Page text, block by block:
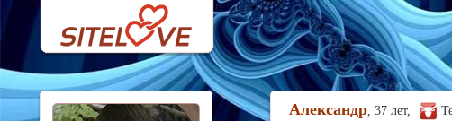
Александр, 37 лет,